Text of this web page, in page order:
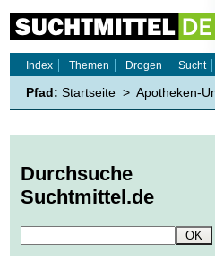
Index
Themen Drogen Sucht
Pfad: Startseite > Apotheken-
Durchsuche
Suchtmittel.de